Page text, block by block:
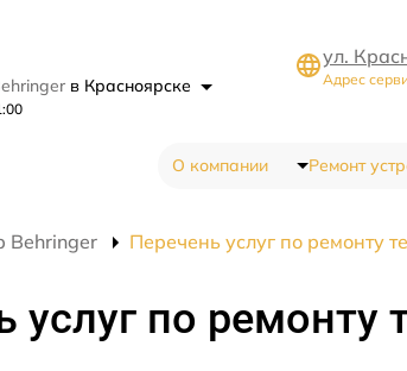
в Красноярске
ул.
Адрес
О компании Ремонт
Behringer Перечень услуг по ремонту
услуг по ремонту